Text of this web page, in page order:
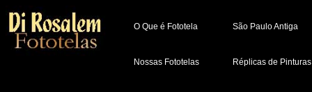
O Que é Fototela
Nossas Fototelas
São Paulo Antiga
Réplicas de Pinturas